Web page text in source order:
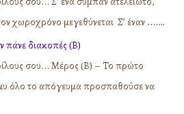
χωροχρόνο μεγεθύνεται Σ’ έναν ....…
πάνε διακοπές (Β)
σου... Μέρος (Β) – Το πρώτο
όλο το απόγευμα προσπαθούσε να